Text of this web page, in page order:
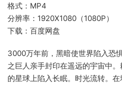
格式：MP4
分辨率：1920X1080（1080P）
下载：百度网盘
3000万年前，黑暗使世界陷入恐
之巨人亲手封印在遥远的宇宙中
的星球上陷入长眠。时光流转。